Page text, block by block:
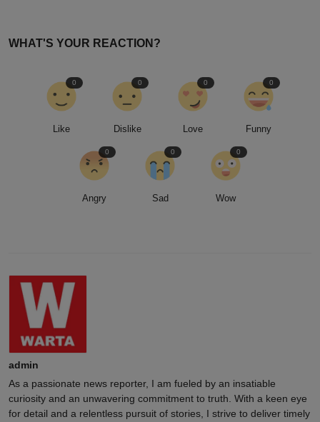
WHAT'S YOUR REACTION?
Like
0
Dislike
0
Love
0
Funny
0
Angry
0
Sad
0
Wow
0
admin
As a passionate news reporter, I am fueled by an insatiable
curiosity and an unwavering commitment to truth. With a keen eye
for detail and a relentless pursuit of stories, I strive to deliver timely